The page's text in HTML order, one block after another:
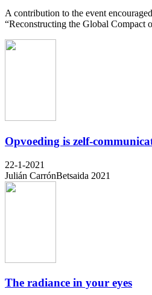
A contribution to the event
“Reconstructing the Global Compact
Opvoeding is zelf-
22-1-2021
Julián CarrónBetsaida 2021
The radiance in your eyes